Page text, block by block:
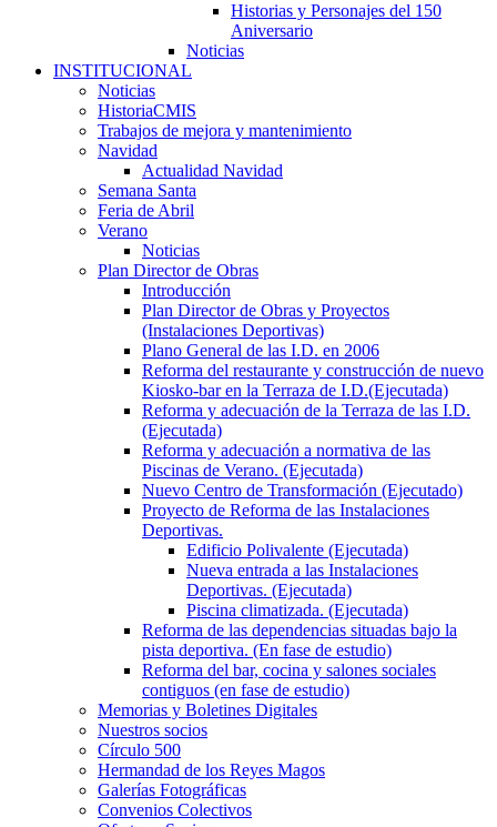
Historias y Personajes del 150
Aniversario
Noticias
INSTITUCIONAL
Noticias
HistoriaCMIS
Trabajos de mejora y mantenimiento
Navidad
Actualidad Navidad
Semana Santa
Feria de Abril
Verano
Noticias
Plan Director de Obras
Introducción
Plan Director de Obras y Proyectos
(Instalaciones Deportivas)
Plano General de las I.D. en 2006
Reforma del restaurante y construcción de nuevo
Kiosko-bar en la Terraza de I.D.(Ejecutada)
Reforma y adecuación de la Terraza de las I.D.
(Ejecutada)
Reforma y adecuación a normativa de las
Piscinas de Verano. (Ejecutada)
Nuevo Centro de Transformación (Ejecutado)
Proyecto de Reforma de las Instalaciones
Deportivas.
Edificio Polivalente (Ejecutada)
Nueva entrada a las Instalaciones
Deportivas. (Ejecutada)
Piscina climatizada. (Ejecutada)
Reforma de las dependencias situadas bajo la
pista deportiva. (En fase de estudio)
Reforma del bar, cocina y salones sociales
contiguos (en fase de estudio)
Memorias y Boletines Digitales
Nuestros socios
Círculo 500
Hermandad de los Reyes Magos
Galerías Fotográficas
Convenios Colectivos